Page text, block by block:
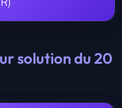
solution du 20